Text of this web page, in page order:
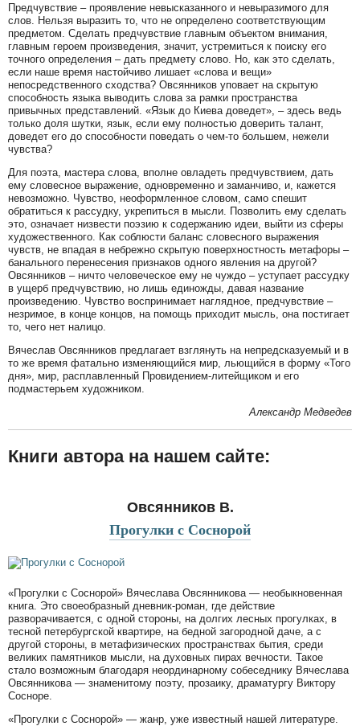
Предчувствие – проявление невысказанного и невыразимого для
слов. Нельзя выразить то, что не определено соответствующим
предметом. Сделать предчувствие главным объектом внимания,
главным героем произведения, значит, устремиться к поиску его
точного определения – дать предмету слово. Но, как это сделать,
если наше время настойчиво лишает «слова и вещи»
непосредственного сходства? Овсянников уповает на скрытую
способность языка выводить слова за рамки пространства
привычных представлений. «Язык до Киева доведет», – здесь ведь
только доля шутки, язык, если ему полностью доверить талант,
доведет его до способности поведать о чем-то большем, нежели
чувства?
Для поэта, мастера слова, вполне овладеть предчувствием, дать
ему словесное выражение, одновременно и заманчиво, и, кажется
невозможно. Чувство, неоформленное словом, само спешит
обратиться к рассудку, укрепиться в мысли. Позволить ему сделать
это, означает низвести поэзию к содержанию идеи, выйти из сферы
художественного. Как соблюсти баланс словесного выражения
чувств, не впадая в небрежно скрытую поверхностность метафоры –
банального перенесения признаков одного явления на другой?
Овсянников – ничто человеческое ему не чуждо – уступает рассудку
в ущерб предчувствию, но лишь единожды, давая название
произведению. Чувство воспринимает наглядное, предчувствие –
незримое, в конце концов, на помощь приходит мысль, она постигает
то, чего нет налицо.
Вячеслав Овсянников предлагает взглянуть на непредсказуемый и в
то же время фатально изменяющийся мир, льющийся в форму «Того
дня», мир, расплавленный Провидением-литейщиком и его
подмастерьем художником.
Александр Медведев
Книги автора на нашем сайте:
Овсянников В.
Прогулки с Соснорой
«Прогулки с Соснорой» Вячеслава Овсянникова — необыкновенная
книга. Это своеобразный дневник-роман, где действие
разворачивается, с одной стороны, на долгих лесных прогулках, в
тесной петербургской квартире, на бедной загородной даче, а с
другой стороны, в метафизических пространствах бытия, среди
великих памятников мысли, на духовных пирах вечности. Такое
стало возможным благодаря неординарному собеседнику Вячеслава
Овсянникова — знаменитому поэту, прозаику, драматургу Виктору
Сосноре.
«Прогулки с Соснорой» — жанр, уже известный нашей литературе.